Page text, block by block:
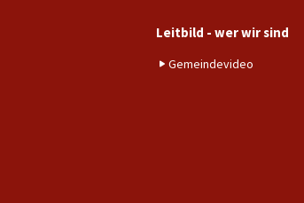
Leitbild - wer wir sind
Gemeindevideo